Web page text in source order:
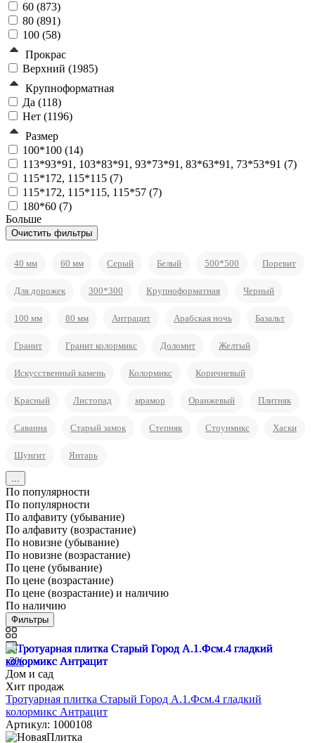
60 (873)
80 (891)
100 (58)
Прокрас
Верхний (1985)
Крупноформатная
Да (118)
Нет (1196)
Размер
100*100 (14)
113*93*91, 103*83*91, 93*73*91, 83*63*91, 73*53*91 (7)
115*172, 115*115 (7)
115*172, 115*115, 115*57 (7)
180*60 (7)
Больше
40 мм 60 мм Серый Белый 500*500 Поревит
Для дорожек 300*300 Крупноформатная Черный
100 мм 80 мм Антрацит Арабская ночь Базальт
Гранит Гранит колормикс Доломит Желтый
Искусственный камень Колормикс Коричневый
Красный Листопад мрамор Оранжевый Плитняк
Саванна Старый замок Степняк Стоунмикс Хаски
Шунгит Янтарь
...
По популярности
По популярности
По алфавиту (убывание)
По алфавиту (возрастание)
По новизне (убывание)
По новизне (возрастание)
По цене (убывание)
По цене (возрастание)
По цене (возрастание) и наличию
По наличию
Фильтры
-3%
Дом и сад
Хит продаж
Тротуарная плитка Старый Город А.1.Фсм.4 гладкий
колормикс Антрацит
Артикул: 1000108